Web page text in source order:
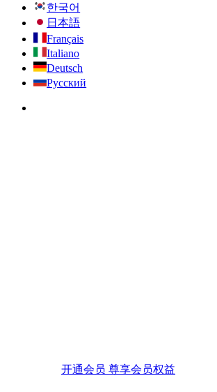
한국어
日本語
Français
Italiano
Deutsch
Русский
开通会员 尊享会员权益